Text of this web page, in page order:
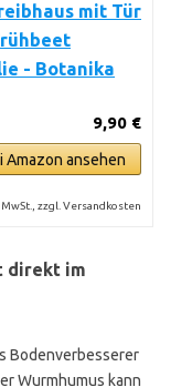
mit Tür
- Botanika
9,90 €
Amazon ansehen
zzgl. Versandkosten
direkt im
Bodenverbesserer
Wurmhumus kann